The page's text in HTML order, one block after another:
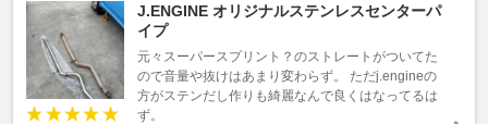
J.ENGINE オリジナルステンレスセンターパ
イプ
元々スーパースプリント？のストレートがついてた
ので音量や抜けはあまり変わらず。 ただj.engineの
方がステンだし作りも綺麗なんで良くはなってるは
ず。